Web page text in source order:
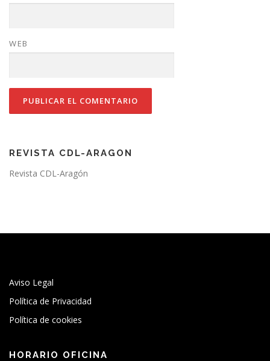
WEB
REVISTA CDL-ARAGON
Revista CDL-Aragón
Aviso Legal
Política de Privacidad
Política de cookies
HORARIO OFICINA